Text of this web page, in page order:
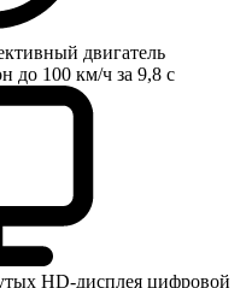
двигатель
до 100 км/ч за 9,8 с
HD-дисплея цифровой